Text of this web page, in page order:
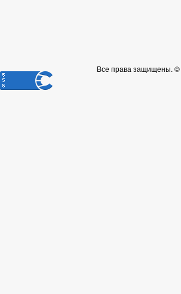
Все права защищены. ©